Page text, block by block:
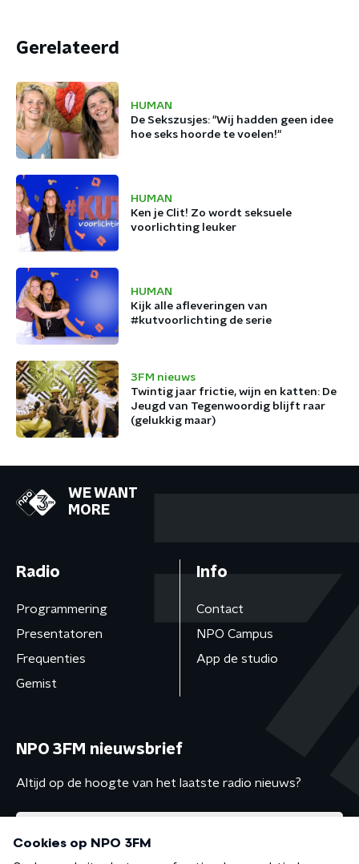
Gerelateerd
HUMAN
De Sekszusjes: "Wij hadden geen idee
hoe seks hoorde te voelen!"
HUMAN
Ken je Clit! Zo wordt seksuele
voorlichting leuker
HUMAN
Kijk alle afleveringen van
#kutvoorlichting de serie
3FM nieuws
Twintig jaar frictie, wijn en katten: De
Jeugd van Tegenwoordig blijft raar
(gelukkig maar)
WE WANT
MORE
Radio
Programmering
Presentatoren
Frequenties
Gemist
Info
Contact
NPO Campus
App de studio
NPO 3FM nieuwsbrief
Altijd op de hoogte van het laatste radio nieuws?